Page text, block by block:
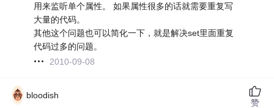
用来监听单个属性。 如果属性很多的话就需要重复写
大量的代码。
其他这个问题也可以简化一下，就是解决set里面重复
代码过多的问题。
2010-09-08
bloodish
赞